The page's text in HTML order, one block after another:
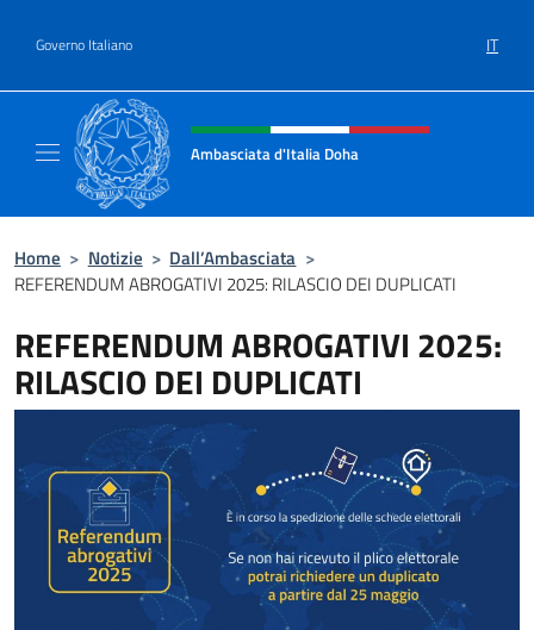
Governo Italiano IT
Intestazione sito, social e menù
Ambasciata d'Italia Doha
Home > Notizie > Dall’Ambasciata >
REFERENDUM ABROGATIVI 2025: RILASCIO DEI DUPLICATI
REFERENDUM ABROGATIVI 2025:
RILASCIO DEI DUPLICATI